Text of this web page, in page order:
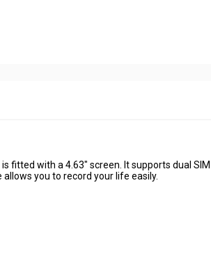
fitted with a 4.63" screen. It supports dual
you to record your life easily.